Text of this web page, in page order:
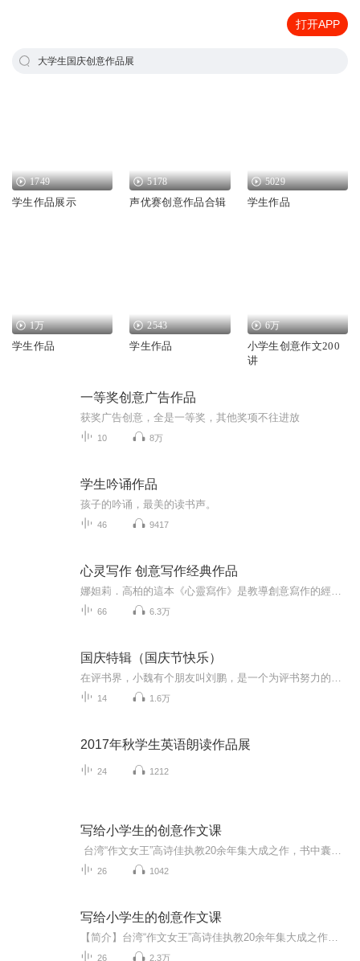
打开APP
大学生国庆创意作品展
1749
学生作品展示
5178
声优赛创意作品合辑
5029
学生作品
1万
学生作品
2543
学生作品
6万
小学生创意作文200
讲
一等奖创意广告作品
获奖广告创意，全是一等奖，其他奖项不往进放
10 8万
学生吟诵作品
孩子的吟诵，最美的读书声。
46 9417
心灵写作 创意写作经典作品
66 6.3万
国庆特辑（国庆节快乐）
14 1.6万
2017年秋学生英语朗读作品展
24 1212
写给小学生的创意作文课
26 1042
写给小学生的创意作文课
26 2.3万